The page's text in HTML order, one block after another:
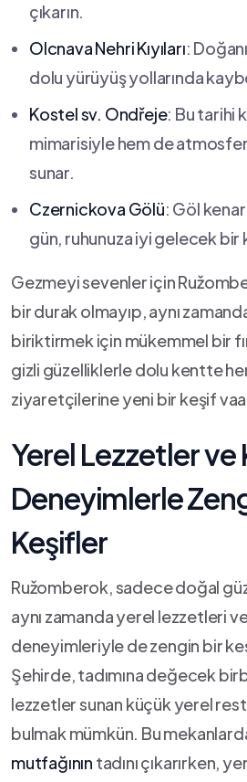
⁤çıkarın.
Olcnava​ Nehri Kıyıları:
dolu yürüyüş yollarında
Kostel sv. Ondřeje: Bu tarihi
mimarisiyle ​hem de
sunar.
Czernickova ‍Gölü: Göl
gün, ruhunuza iyi gelecek bir
Gezmeyi sevenler ⁣için
bir durak olmayıp, aynı
biriktirmek için‍ mükemmel bir
gizli ⁢güzelliklerle dolu kentte
ziyaretçilerine yeni ​bir keşif
Yerel Lezzetler
Deneyimlerle
Keşifler
Ružomberok, sadece doğal
aynı ⁢zamanda yerel lezzetleri
deneyimleriyle de zengin bir
Şehirde, tadımına değecek
lezzetler sunan küçük yerel
bulmak mümkün. Bu
mutfağının tadını çıkarırken,